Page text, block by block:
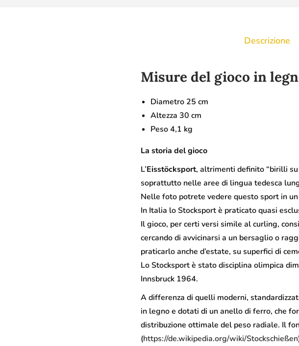
Descrizione
Misure del gioco in
Diametro 25 cm
Altezza 30 cm
Peso 4,1 kg
La storia del gioco
L’Eisstöcksport, altrimenti definito “birilli su
soprattutto nelle aree di lingua tedesca
Nelle foto potrete vedere questo sport in
In Italia lo Stocksport è praticato quasi
Il gioco, per certi versi simile al curling,
cercando di avvicinarsi a un bersaglio o
praticarlo anche d’estate, su superfici di
Lo Stocksport è stato disciplina olimpica
Innsbruck 1964.
A differenza di quelli moderni,
in legno e dotati di un anello di ferro, che
distribuzione ottimale del peso radiale. Il
(https://de.wikipedia.org/wiki/Stockschießen